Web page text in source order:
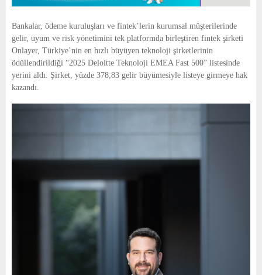
E
N
U
Bankalar, ödeme kuruluşları ve fintek’lerin kurumsal müşterilerinde
gelir, uyum ve risk yönetimini tek platformda birleştiren fintek şirketi
Onlayer, Türkiye’nin en hızlı büyüyen teknoloji şirketlerinin
ödüllendirildiği “2025 Deloitte Teknoloji EMEA Fast 500” listesinde
yerini aldı. Şirket, yüzde 378,83 gelir büyümesiyle listeye girmeye hak
kazandı.